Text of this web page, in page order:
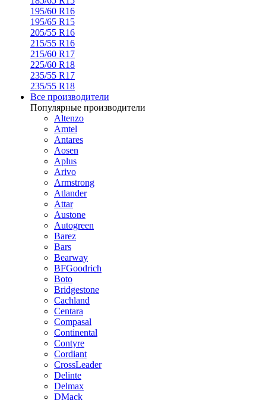
195/60 R16
195/65 R15
205/55 R16
215/55 R16
215/60 R17
225/60 R18
235/55 R17
235/55 R18
Все производители
Популярные производители
Altenzo
Amtel
Antares
Aosen
Aplus
Arivo
Armstrong
Atlander
Attar
Austone
Autogreen
Barez
Bars
Bearway
BFGoodrich
Boto
Bridgestone
Cachland
Centara
Compasal
Continental
Contyre
Cordiant
CrossLeader
Delinte
Delmax
DMack